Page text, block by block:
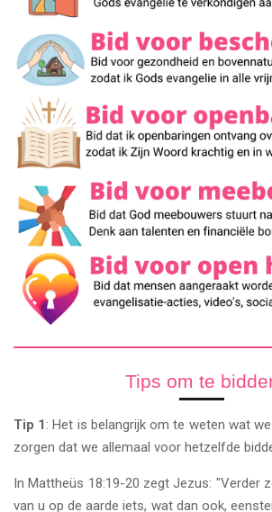
Tips om te
Tip 1 : Het is belangrijk om te weten wat
zorgen dat we allemaal voor hetzelfde
In Mattheüs 18:19-20 zegt Jezus: "Verder
van u op de aarde iets, wat dan ook,